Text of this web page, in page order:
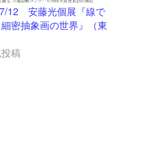
12 安藤光個展『線で
密抽象画の世界』（東
稿